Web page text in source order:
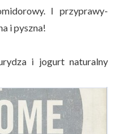
I przyprawy-
i pyszna!
i jogurt naturalny